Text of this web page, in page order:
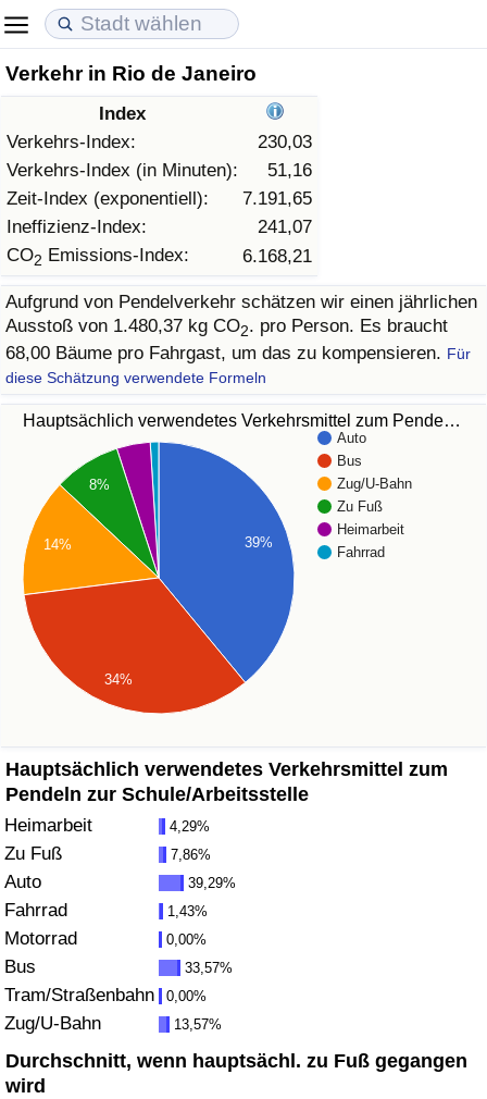
Verkehr in Rio de Janeiro
Index
Verkehrs-Index:
230,03
Verkehrs-Index (in Minuten):
51,16
Zeit-Index (exponentiell):
7.191,65
Ineffizienz-Index:
241,07
CO2 Emissions-Index: 6.168,21
Aufgrund von Pendelverkehr schätzen wir einen jährlichen
Ausstoß von 1.480,37 kg CO2. pro Person. Es braucht
68,00 Bäume pro Fahrgast, um das zu kompensieren. Für
diese Schätzung verwendete Formeln
Hauptsächlich verwendetes Verkehrsmittel zum Pende…
Auto
Bus
Zug/U-Bahn
Zu Fuß
Heimarbeit
Fahrrad
39%
8%
14%
34%
Hauptsächlich verwendetes Verkehrsmittel zum
Pendeln zur Schule/Arbeitsstelle
Heimarbeit 4,29%
Zu Fuß 7,86%
Auto 39,29%
Fahrrad 1,43%
Motorrad 0,00%
Bus 33,57%
Tram/Straßenbahn 0,00%
Zug/U-Bahn 13,57%
Durchschnitt, wenn hauptsächl. zu Fuß gegangen
wird
Lebenshaltungskosten
Lebenshaltungskosten-Index (aktuell)
Lebenshaltungskosten-Index
Lebenshaltungskosten-Index nach Land
in Akaba
Immobilienpreise
Immobilienpreis-Index (aktuell)
Immobilienpreis-Index
Immobilienpreis-Index nach Land
Lebensqualität
Lebensqualität-Index
Lebensqualität-Index (aktuell)
Lebensqualitätsindex nach Land
Kriminalität
Kriminalitäts-Index (aktuell)
Kriminalitäts-Index
Kriminalitätsindex nach Land
Gesundheitsversorgung
Gesundheitsversorgungs-Index (aktuell)
Gesundheitsversorgungs-Index
Gesundheitsversorgungs-Index nach Land
Umweltverschmutzung
Umweltverschmutzungs-Index (aktuell)
Verschmutzungsindex
Umweltverschmutzungs-Index nach Land
Verkehr
Verkehrs-Index
Verkehrs-Index (aktuell)